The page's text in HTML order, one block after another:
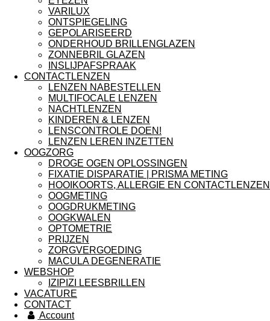
VARILUX
ONTSPIEGELING
GEPOLARISEERD
ONDERHOUD BRILLENGLAZEN
ZONNEBRIL GLAZEN
INSLIJPAFSPRAAK
CONTACTLENZEN
LENZEN NABESTELLEN
MULTIFOCALE LENZEN
NACHTLENZEN
KINDEREN & LENZEN
LENSCONTROLE DOEN!
LENZEN LEREN INZETTEN
OOGZORG
DROGE OGEN OPLOSSINGEN
FIXATIE DISPARATIE | PRISMA METING
HOOIKOORTS, ALLERGIE EN CONTACTLENZEN
OOGMETING
OOGDRUKMETING
OOGKWALEN
OPTOMETRIE
PRIJZEN
ZORGVERGOEDING
MACULA DEGENERATIE
WEBSHOP
IZIPIZI LEESBRILLEN
VACATURE
CONTACT
Account